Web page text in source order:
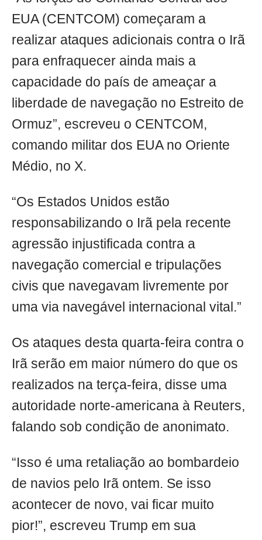
EUA (CENTCOM) começaram a
realizar ataques adicionais contra o Irã
para enfraquecer ainda mais a
capacidade do país de ameaçar a
liberdade de navegação no Estreito de
Ormuz”, escreveu o CENTCOM,
comando militar dos EUA no Oriente
Médio, no X.
“Os Estados Unidos estão
responsabilizando o Irã pela recente
agressão injustificada contra a
navegação comercial e tripulações
civis que navegavam livremente por
uma via navegável internacional vital.”
Os ataques desta quarta-feira contra o
Irã serão em maior número do que os
realizados na terça-feira, disse uma
autoridade norte-americana à Reuters,
falando sob condição de anonimato.
“Isso é uma retaliação ao bombardeio
de navios pelo Irã ontem. Se isso
acontecer de novo, vai ficar muito
pior!”, escreveu Trump em sua